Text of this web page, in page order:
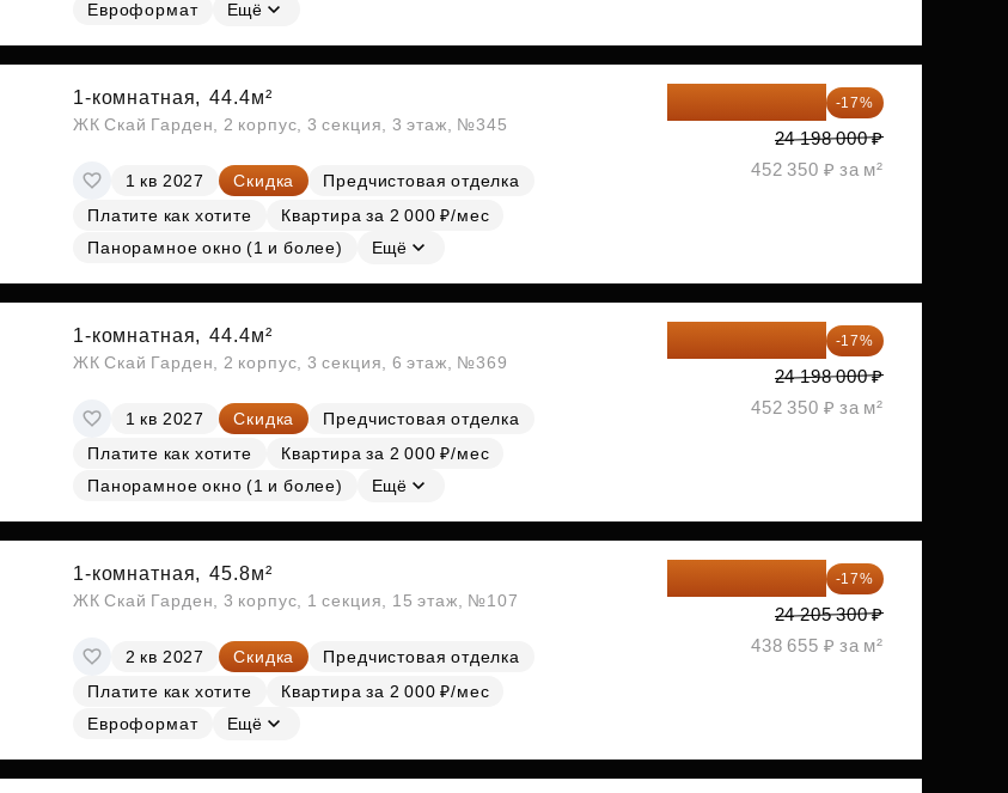
СубсидииЕвроформат
Ещё
1-комнатная, 44.4м²
ЖК Скай Гарден, 2 корпус, 3 секция, 3 этаж, №345
1 кв 2027 Скидка
Предчистовая отделка
Платите как хотите
Квартира за 2 000 ₽/мес
Панорамное окно (1 и более)
Ещё
-17%
24 198 000 ₽
452 350 ₽ за м²
1-комнатная, 44.4м²
ЖК Скай Гарден, 2 корпус, 3 секция, 6 этаж, №369
1 кв 2027 Скидка
Предчистовая отделка
Платите как хотите
Квартира за 2 000 ₽/мес
Панорамное окно (1 и более)
Ещё
-17%
24 198 000 ₽
452 350 ₽ за м²
1-комнатная, 45.8м²
ЖК Скай Гарден, 3 корпус, 1 секция, 15 этаж, №107
2 кв 2027 Скидка
Предчистовая отделка
Платите как хотите
Квартира за 2 000 ₽/мес
Евроформат
Ещё
-17%
24 205 300 ₽
438 655 ₽ за м²